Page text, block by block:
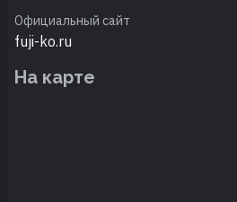
Официальный сайт
fuji-ko.ru
На карте